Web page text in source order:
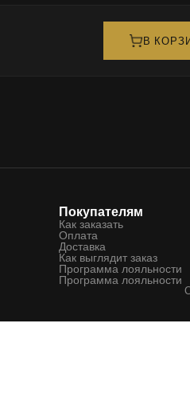
В
Покупателям
Как заказать
Оплата
Доставка
Как выглядит заказ
Программа лояльности
Программа лояльности